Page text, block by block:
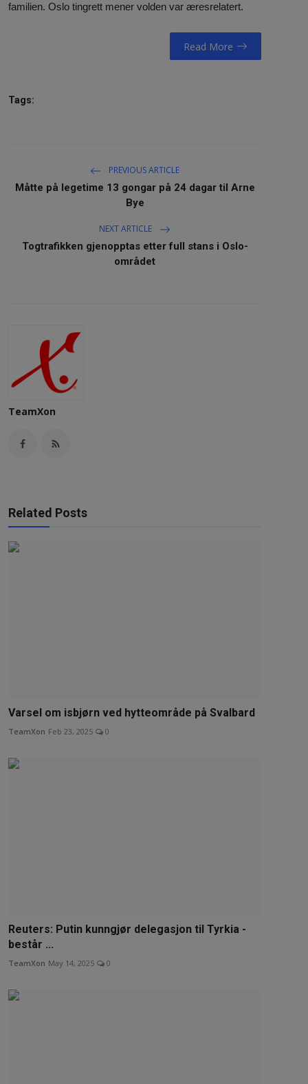
VIDEO / TV / DAB
familien. Oslo tingrett mener volden var æresrelatert.
Read More
Tags:
PREVIOUS ARTICLE
Måtte på legetime 13 gongar på 24 dagar til Arne
Bye
NEXT ARTICLE
Togtrafikken gjenopptas etter full stans i Oslo-
området
TeamXon
Related Posts
Varsel om isbjørn ved hytteområde på Svalbard
TeamXon Feb 23, 2025 0
Reuters: Putin kunngjør delegasjon til Tyrkia -
består ...
TeamXon May 14, 2025 0